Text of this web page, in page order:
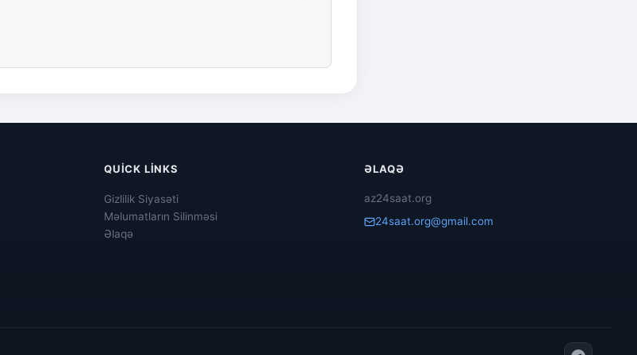
QUICK LINKS
Gizlilik Siyasəti
Məlumatların Silinməsi
Əlaqə
ƏLAQƏ
az24saat.org
24saat.org@gmail.com